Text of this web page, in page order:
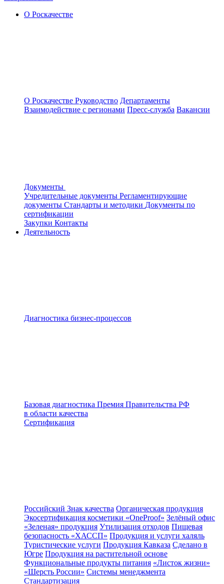
О Роскачестве
О Роскачестве Руководство Департаменты
Взаимодействие с регионами Пресс-служба Вакансии
Документы
Учредительные документы Регламентирующие
документы Стандарты и методики Документы по
сертификации
Закупки Контакты
Деятельность
Диагностика бизнес-процессов
Базовая диагностика Премия Правительства РФ
в области качества
Сертификация
Российский Знак качества Органическая продукция
Экосертификация косметики «OneProof» Зелёный офис
«Зеленая» продукция Утилизация отходов Пищевая
безопасность «ХАССП» Продукция и услуги халяль
Туристические услуги Продукция Кавказа Сделано в
Югре Продукция на растительной основе
Функциональные продукты питания «Листок жизни»
«Шерсть России» Системы менеджмента
Стандартизация